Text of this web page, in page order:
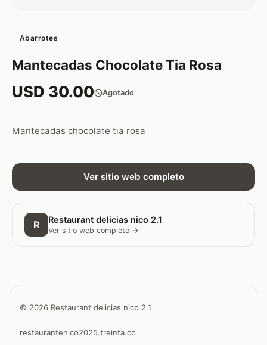
Abarrotes
Mantecadas Chocolate Tia Rosa
USD 30.00 Agotado
Mantecadas chocolate tia rosa
Ver sitio web completo
R Restaurant delicias nico 2.1
Ver sitio web completo →
© 2026 Restaurant delicias nico 2.1
restaurantenico2025.treinta.co